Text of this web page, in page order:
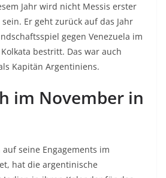
Jahr wird nicht Messis erster
Er geht zurück auf das Jahr
gegen Venezuela im
bestritt. Das war auch
Kapitän Argentiniens.
im November in
seine Engagements im
hat die argentinische